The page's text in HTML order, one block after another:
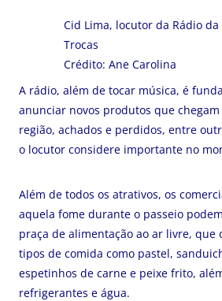
Cid Lima, locutor da Rádio da
Trocas
Crédito: Ane Carolina
A rádio, além de tocar música, é
anunciar novos produtos que
região, achados e perdidos, entre
o locutor considere importante no
Além de todos os atrativos, os
aquela fome durante o passeio
praça de alimentação ao ar livre, que
tipos de comida como pastel,
espetinhos de carne e peixe frito,
refrigerantes e água.